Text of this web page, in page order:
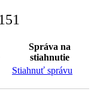
Správa na
stiahnutie
Stiahnuť správu